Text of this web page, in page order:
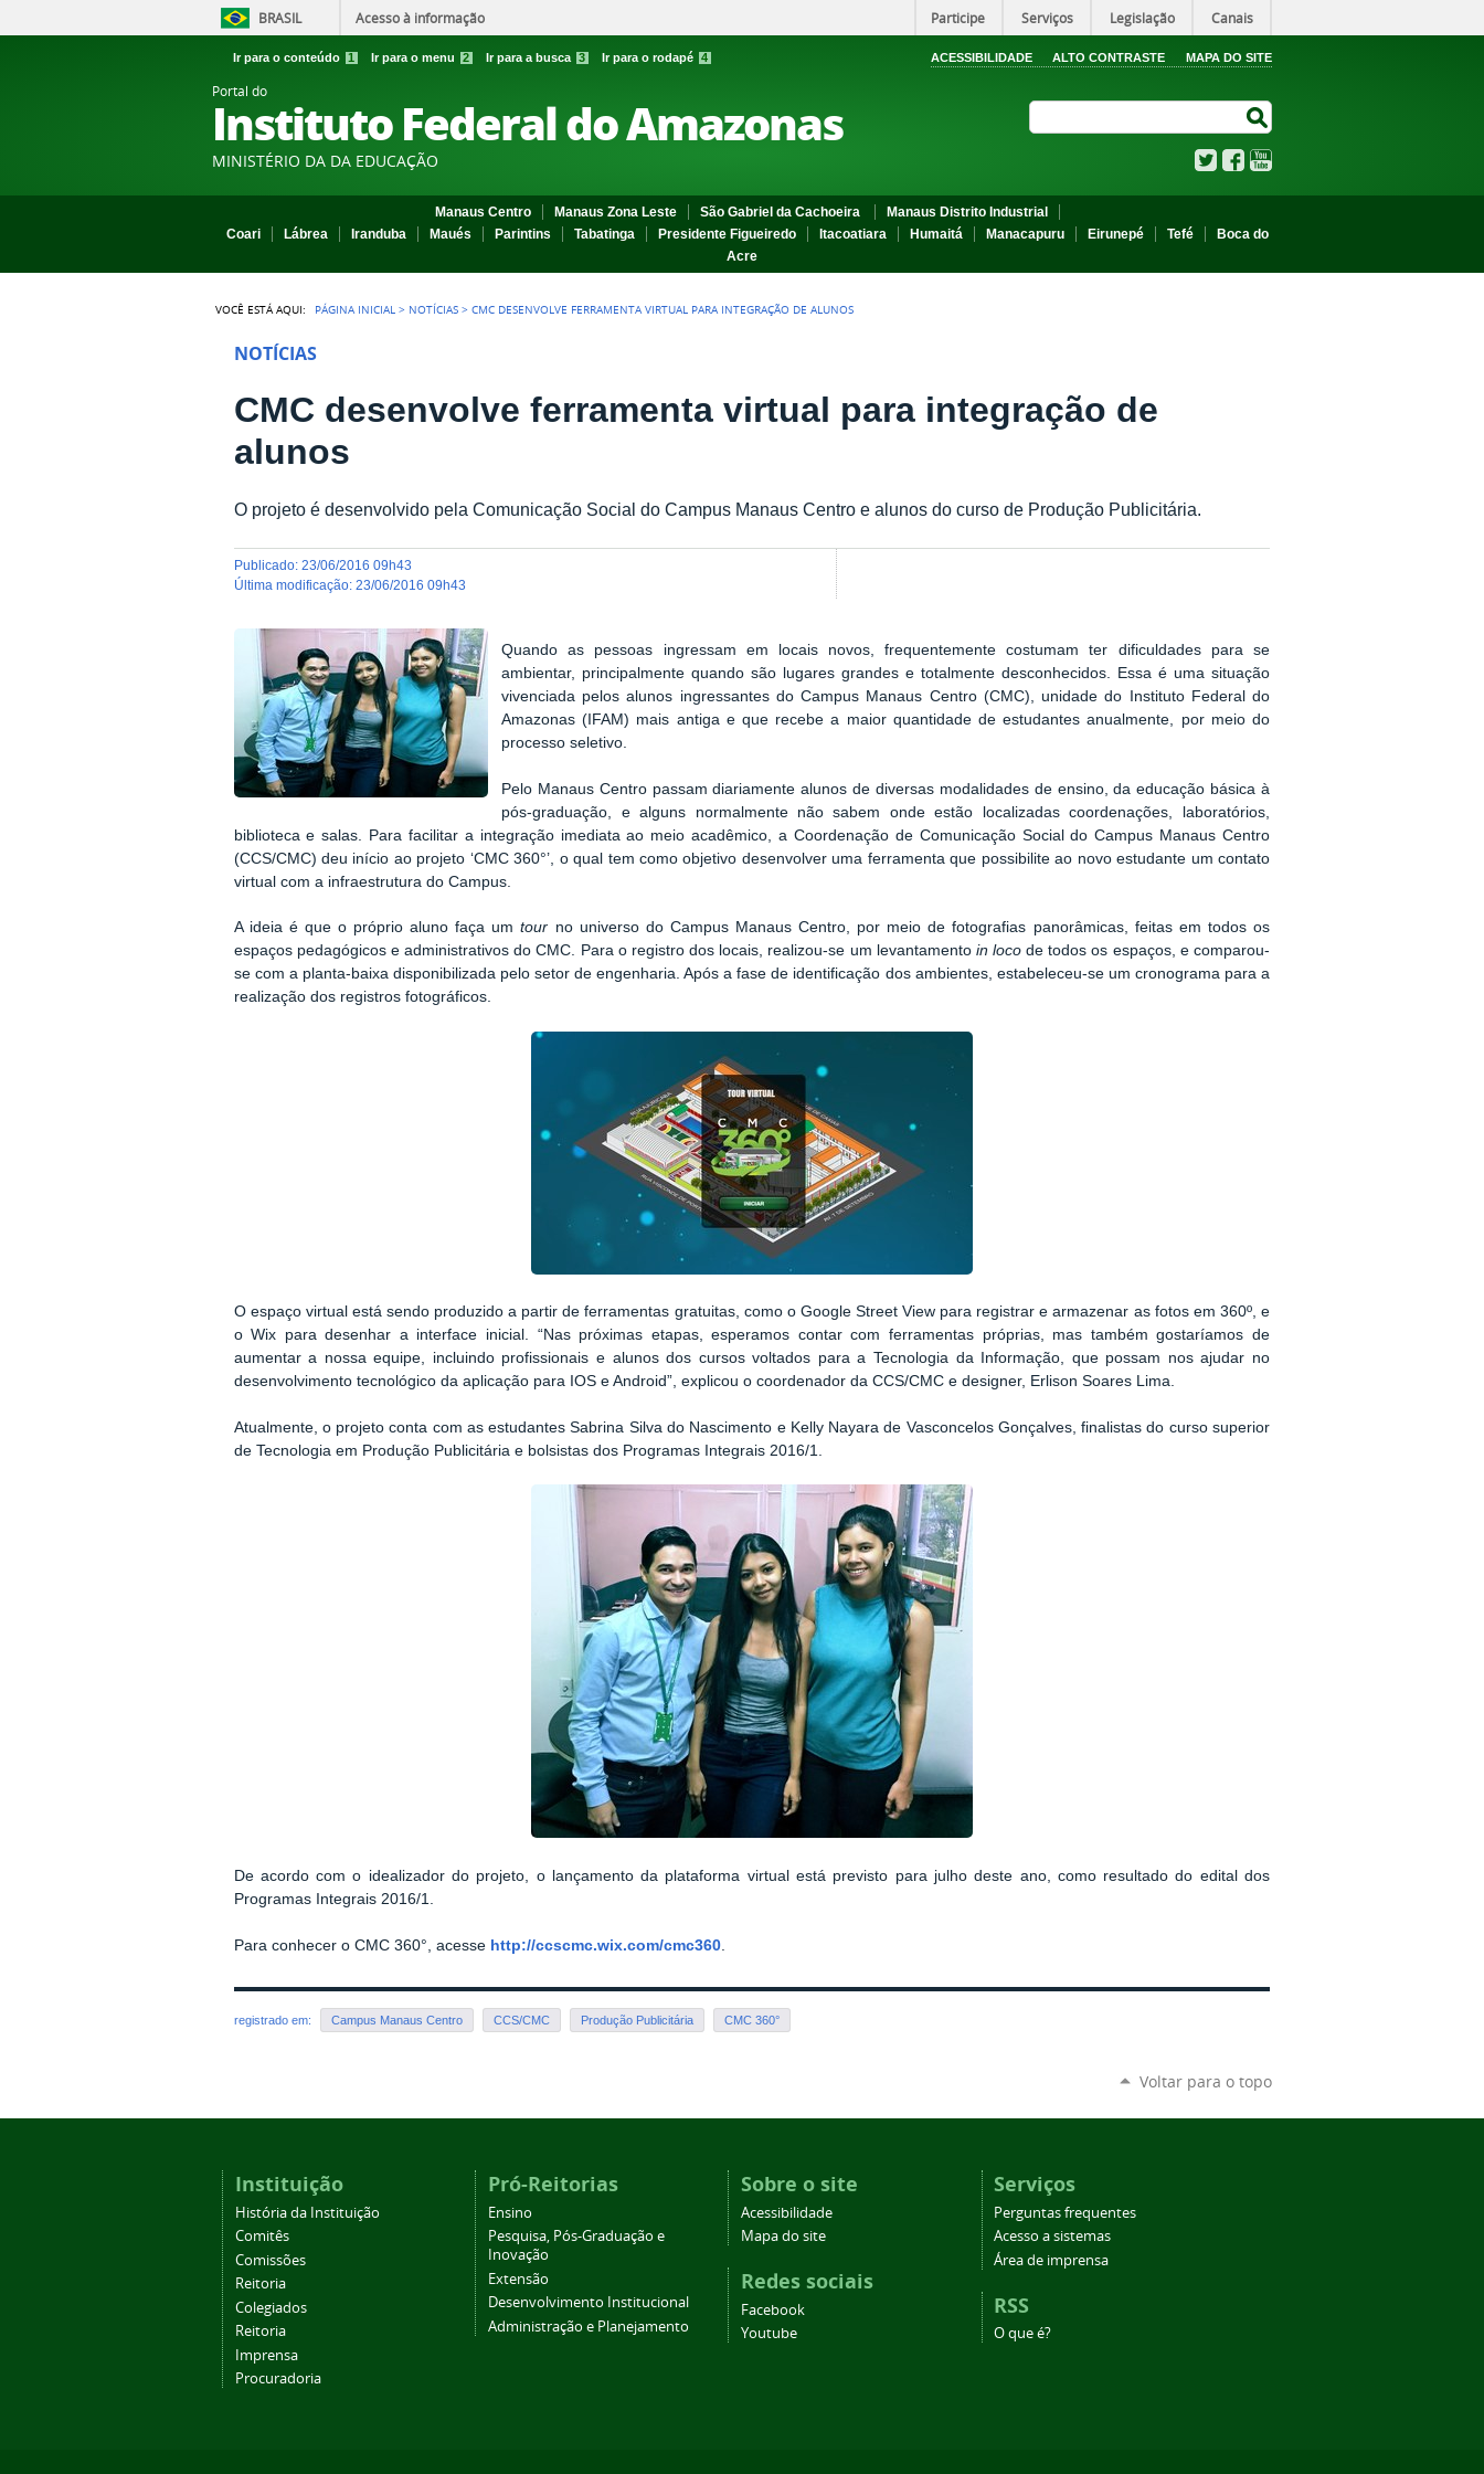
BRASIL Acesso à informação Participe Serviços Legislação Canais
Ir para o conteúdo 1 Ir para o menu 2 Ir para a busca 3 Ir para o rodapé 4 ACESSIBILIDADE ALTO CONTRASTE MAPA DO SITE
Portal do
Instituto Federal do Amazonas
MINISTÉRIO DA DA EDUCAÇÃO TwitterFacebook
Manaus Centro Manaus Zona Leste São Gabriel da Cachoeira
Manaus Distrito Industrial
Coari
Lábrea Iranduba Maués Parintins Tabatinga Presidente Figueiredo Itacoatiara Humaitá Manacapuru Eirunepé Tefé
Boca do
Acre
VOCÊ ESTÁ AQUI: PÁGINA INICIAL > NOTÍCIAS >CMC DESENVOLVE FERRAMENTA VIRTUAL PARA INTEGRAÇÃO DE ALUNOS
NOTÍCIAS
CMC desenvolve ferramenta virtual para integração de
alunos
O projeto é desenvolvido pela Comunicação Social do Campus Manaus Centro e alunos do curso de Produção Publicitária.
publicado: 23/06/2016 09h43
última modificação: 23/06/2016 09h43
Quando as pessoas ingressam em locais novos, frequentemente costumam ter dificuldades para se
ambientar, principalmente quando são lugares grandes e totalmente desconhecidos. Essa é uma situação
vivenciada pelos alunos ingressantes do Campus Manaus Centro (CMC), unidade do Instituto Federal do
Amazonas (IFAM) mais antiga e que recebe a maior quantidade de estudantes anualmente, por meio do
processo seletivo.
Pelo Manaus Centro passam diariamente alunos de diversas modalidades de ensino, da educação básica à
pós-graduação, e alguns normalmente não sabem onde estão localizadas coordenações, laboratórios,
biblioteca e salas. Para facilitar a integração imediata ao meio acadêmico, a Coordenação de Comunicação Social do Campus Manaus Centro
(CCS/CMC) deu início ao projeto ‘CMC 360°’, o qual tem como objetivo desenvolver uma ferramenta que possibilite ao novo estudante um contato
virtual com a infraestrutura do Campus.
A ideia é que o próprio aluno faça umtour no universo do Campus Manaus Centro, por meio de fotografias panorâmicas, feitas em todos os
espaços pedagógicos e administrativos do CMC. Para o registro dos locais, realizou-se um levantamento in locode todos os espaços, e comparou-
se com a planta-baixa disponibilizada pelo setor de engenharia. Após a fase de identificação dos ambientes, estabeleceu-se um cronograma para a
realização dos registros fotográficos.
O espaço virtual está sendo produzido a partir de ferramentas gratuitas, como o Google Street View para registrar e armazenar as fotos em 360º, e
o Wix para desenhar a interface inicial. “Nas próximas etapas, esperamos contar com ferramentas próprias, mas também gostaríamos de
aumentar a nossa equipe, incluindo profissionais e alunos dos cursos voltados para a Tecnologia da Informação, que possam nos ajudar no
desenvolvimento tecnológico da aplicação para IOS e Android”, explicou o coordenador da CCS/CMC e designer, Erlison Soares Lima.
Atualmente, o projeto conta com as estudantes Sabrina Silva do Nascimento e Kelly Nayara de Vasconcelos Gonçalves, finalistas do curso superior
de Tecnologia em Produção Publicitária e bolsistas dos Programas Integrais 2016/1.
De acordo com o idealizador do projeto, o lançamento da plataforma virtual está previsto para julho deste ano, como resultado do edital dos
Programas Integrais 2016/1.
Para conhecer o CMC 360°, acesse http://ccscmc.wix.com/cmc360.
registrado em: Campus Manaus Centro CCS/CMC Produção Publicitária CMC 360°
Voltar para o topo
Instituição
História da Instituição
Comitês
Comissões
Reitoria
Colegiados
Reitoria
Imprensa
Procuradoria
Pró-Reitorias
Ensino
Pesquisa, Pós-Graduação e
Inovação
Extensão
Desenvolvimento Institucional
Administração e Planejamento
Sobre o site
Acessibilidade
Mapa do site
Redes sociais
Facebook
Youtube
Serviços
Perguntas frequentes
Acesso a sistemas
Área de imprensa
RSS
O que é?